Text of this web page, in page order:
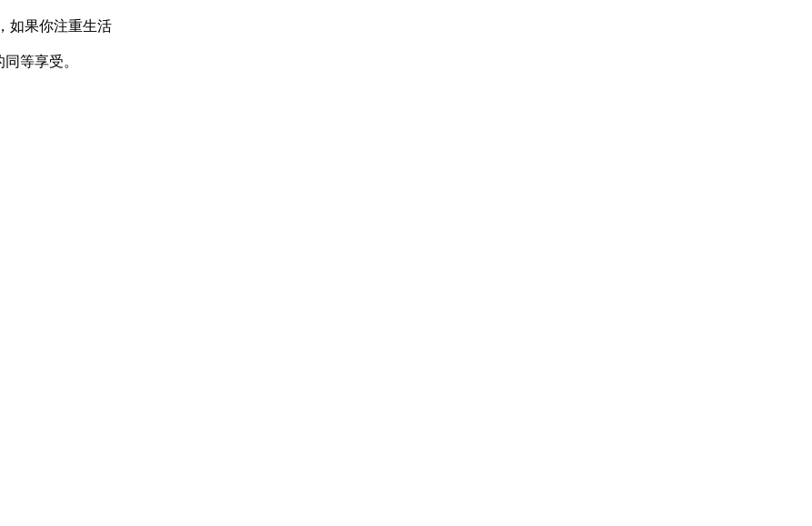
如果你注重生活
等享受。